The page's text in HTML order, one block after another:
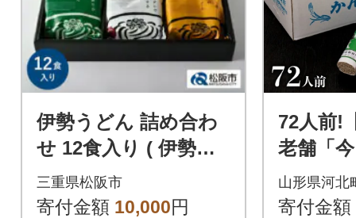
伊勢うどん 詰め合わ
せ 12食入り ( 伊勢う
どん、アオサ伊勢う
どん、カレー伊勢う
三重県松阪市
寄付金額 10,000円
72人前!
老舗「
そば&
山形県河北
寄付金額